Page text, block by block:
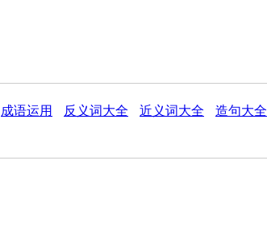
成语运用 反义词大全 近义词大全 造句大全